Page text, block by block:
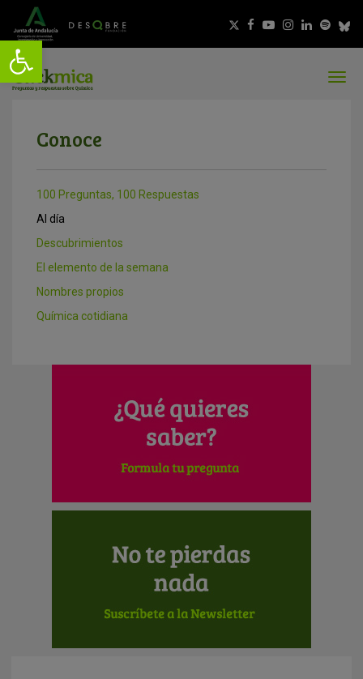
Conoce
100 Preguntas, 100 Respuestas
Al día
Descubrimientos
El elemento de la semana
Nombres propios
Química cotidiana